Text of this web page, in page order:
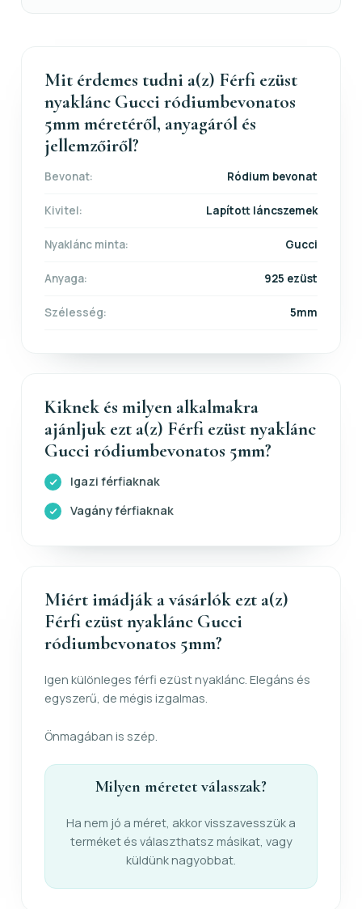
Mit érdemes tudni a(z) Férfi ezüst
nyaklánc Gucci ródiumbevonatos
5mm méretéről, anyagáról és
jellemzőiről?
Bevonat: Ródium bevonat
Kivitel: Lapított láncszemek
Nyaklánc minta: Gucci
Anyaga: 925 ezüst
Szélesség: 5mm
Kiknek és milyen alkalmakra
ajánljuk ezt a(z) Férfi ezüst nyaklánc
Gucci ródiumbevonatos 5mm?
Igazi férfiaknak
Vagány férfiaknak
Miért imádják a vásárlók ezt a(z)
Férfi ezüst nyaklánc Gucci
ródiumbevonatos 5mm?
Igen különleges férfi ezüst nyaklánc. Elegáns és
egyszerű, de mégis izgalmas.
Önmagában is szép.
Milyen méretet válasszak?
Ha nem jó a méret, akkor visszavesszük a
terméket és választhatsz másikat, vagy
küldünk nagyobbat.